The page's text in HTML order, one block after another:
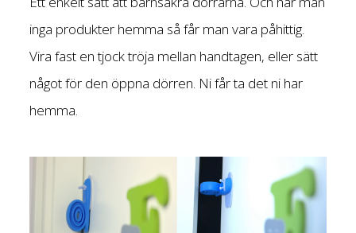
inga produkter hemma så får man vara påhittig.
Vira fast en tjock tröja mellan handtagen, eller sätt
något för den öppna dörren. Ni får ta det ni har
hemma.